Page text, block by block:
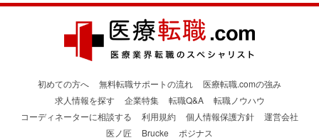
初めての方へ 無料転職サポートの流れ
医療転職.comの強み
求人情報を探す
企業特集 転職Q&A
転職ノウハウ
コーディネーターに相談する
利用規約 個人情報保護方針
運営会社
医ノ匠
Brucke ポジナス